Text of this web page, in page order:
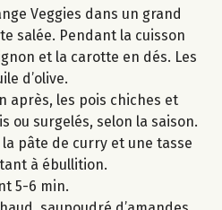
Veggies dans un grand
salée. Pendant la cuisson
et la carotte en dés. Les
d’olive.
après, les pois chiches et
ou surgelés, selon la saison.
pâte de curry et une tasse
à ébullition.
5-6 min.